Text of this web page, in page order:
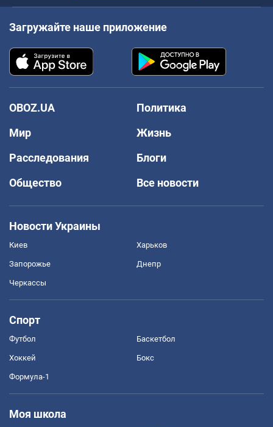
Загружайте наше приложение
OBOZ.UA
Политика
Мир
Жизнь
Расследования
Блоги
Общество
Все новости
Новости Украины
Киев Харьков
Запорожье Днепр
Черкассы
Спорт
Футбол Баскетбол
Хоккей Бокс
Формула-1
Моя школа